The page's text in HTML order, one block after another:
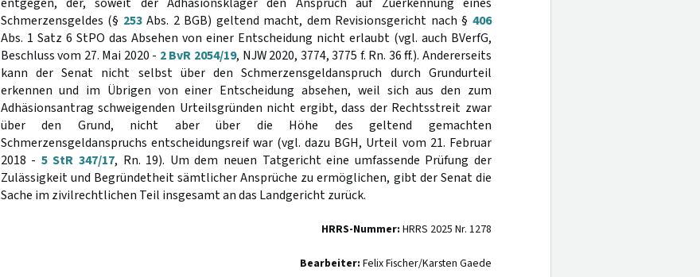
Schmerzensgeldes (§ 253Abs. 2 BGB) geltend macht, dem Revisionsgericht nach §406
Abs. 1 Satz 6 StPO das Absehen von einer Entscheidung nicht erlaubt (vgl. auch BVerfG,
Beschluss vom 27. Mai 2020 - 2 BvR 2054/19, NJW 2020, 3774, 3775 f. Rn. 36 ff.). Andererseits
kann der Senat nicht selbst über den Schmerzensgeldanspruch durch Grundurteil
erkennen und im Übrigen von einer Entscheidung absehen, weil sich aus den zum
Adhäsionsantrag schweigenden Urteilsgründen nicht ergibt, dass der Rechtsstreit zwar
über den Grund, nicht aber über die Höhe des geltend gemachten
Schmerzensgeldanspruchs entscheidungsreif war (vgl. dazu BGH, Urteil vom 21. Februar
2018 - 5 StR 347/17, Rn. 19). Um dem neuen Tatgericht eine umfassende Prüfung der
Zulässigkeit und Begründetheit sämtlicher Ansprüche zu ermöglichen, gibt der Senat die
Sache im zivilrechtlichen Teil insgesamt an das Landgericht zurück.
HRRS-Nummer: HRRS 2025 Nr. 1278
Bearbeiter: Felix Fischer/Karsten Gaede